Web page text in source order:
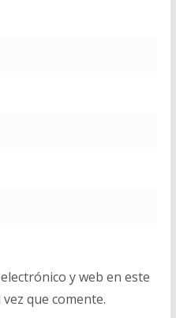
y web en este
que comente.